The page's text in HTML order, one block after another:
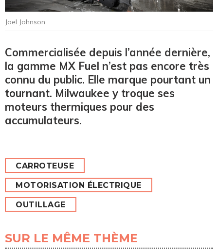
Joel Johnson
Commercialisée depuis l’année dernière,
la gamme MX Fuel n’est pas encore très
connu du public. Elle marque pourtant un
tournant. Milwaukee y troque ses
moteurs thermiques pour des
accumulateurs.
CARROTEUSE
MOTORISATION ÉLECTRIQUE
OUTILLAGE
SUR LE MÊME THÈME